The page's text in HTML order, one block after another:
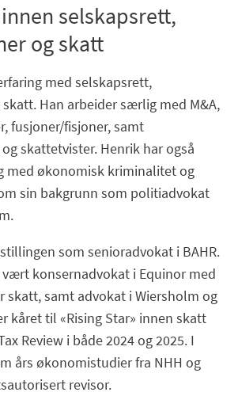
selskapsrett,
og skatt
med selskapsrett,
Han arbeider særlig med M&A,
fusjoner/fisjoner, samt
skattetvister. Henrik har også
med økonomisk kriminalitet og
sin bakgrunn som politiadvokat
som senioradvokat i BAHR.
konsernadvokat i Equinor med
skatt, samt advokat i Wiersholm og
kåret til «Rising Star» innen skatt
Review i både 2024 og 2025. I
års økonomistudier fra NHH og
revisor.